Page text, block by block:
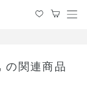
メ
の関連商品